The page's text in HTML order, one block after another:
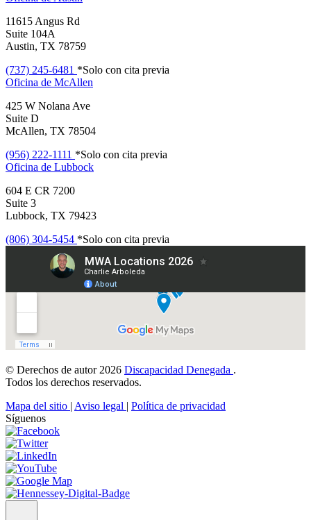
11615 Angus Rd
Suite 104A
Austin, TX 78759
(737) 245-6481 *Solo con cita previa
Oficina de McAllen
425 W Nolana Ave
Suite D
McAllen, TX 78504
(956) 222-1111 *Solo con cita previa
Oficina de Lubbock
604 E CR 7200
Suite 3
Lubbock, TX 79423
(806) 304-5454 *Solo con cita previa
© Derechos de autor 2026 Discapacidad Denegada .
Todos los derechos reservados.
Mapa del sitio | Aviso legal | Política de privacidad
Síguenos